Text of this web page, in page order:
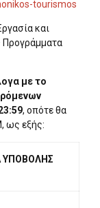
tourismos
και
με το
, οπότε θα
ως εξής: